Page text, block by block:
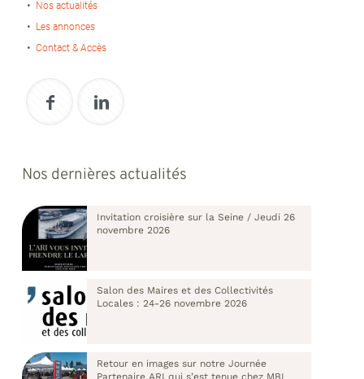
Nos actualités
Les annonces
Contact & Accès
Nos dernières actualités
Invitation croisière sur la Seine / Jeudi 26
novembre 2026
Salon des Maires et des Collectivités
Locales : 24-26 novembre 2026
Retour en images sur notre Journée
Partenaire ARI qui s’est tenue chez MBI